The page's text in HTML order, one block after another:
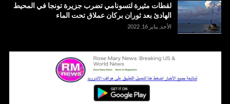
لقطات مثيرة لتسونامي تضرب جزيرة تونجا في المحيط
الهادئ بعد ثوران بركان عملاق تحت الماء
الأحد, يناير 16, 2022